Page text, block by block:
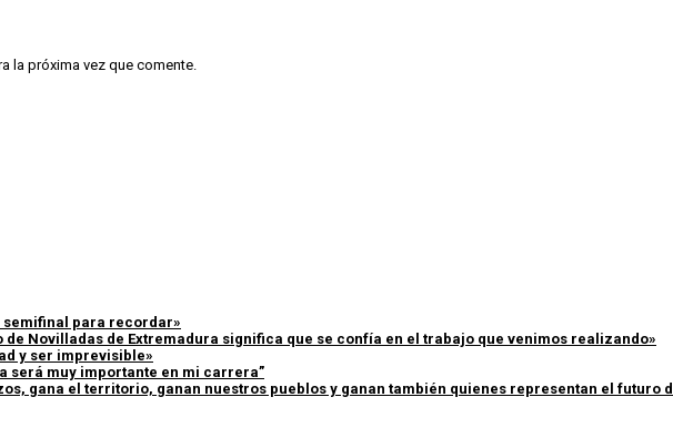
la próxima vez que comente.
semifinal para recordar»
Novilladas de Extremadura significa que se confía en el trabajo que venimos realizando»
y ser imprevisible»
será muy importante en mi carrera”
gana el territorio, ganan nuestros pueblos y ganan también quienes representan el futuro